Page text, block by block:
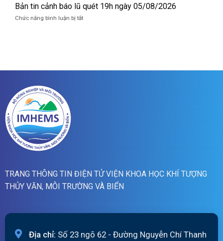
quét
07h
tin
báo
Bản tin cảnh báo lũ quét 19h ngày 05/08/2026
Chức năng bình luận bị tắtở
quét
TRANG THÔNG TIN ĐIỆN TỬ VIỆN KHOA HỌC KHÍ TƯỢNG
THỦY VĂN, MÔI TRƯỜNG VÀ BIỂN
Địa chỉ: Số 23 ngõ 62 - Đường Nguyễn Chí Thanh